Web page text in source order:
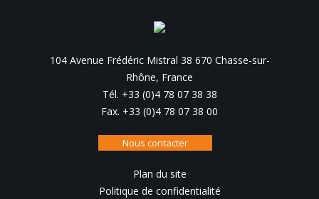
104 Avenue Frédéric Mistral 38 670 Chasse-sur-
Rhône, France
Tél. +33 (0)4 78 07 38 38
Fax. +33 (0)4 78 07 38 00
Nous contacter
Plan du site
Politique de confidentialité